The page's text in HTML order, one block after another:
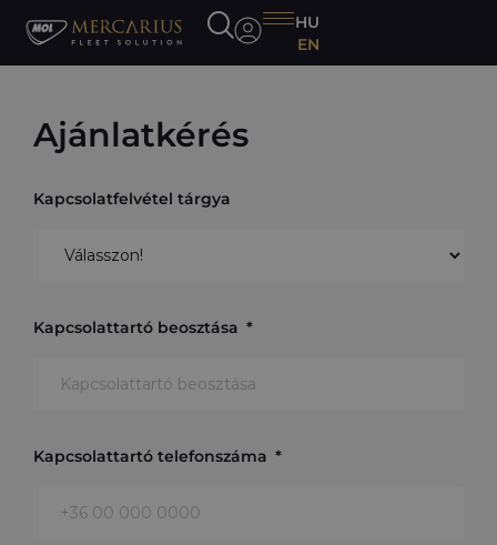
HU
EN
Ajánlatkérés
Kapcsolatfelvétel tárgya
Kapcsolattartó beosztása
Kapcsolattartó telefonszáma